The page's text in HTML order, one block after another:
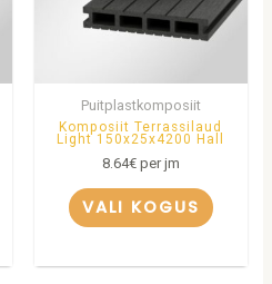
Puitplastkomposiit
Komposiit Terrassilaud
Light 150x25x4200 Hall
8.64€per jm
VALI KOGUS